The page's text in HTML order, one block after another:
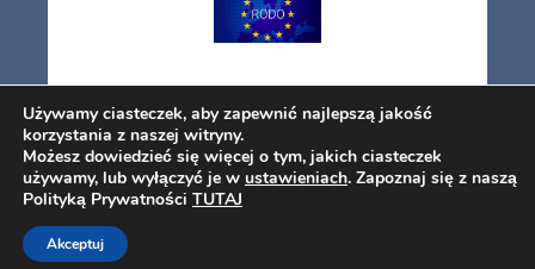
Używamy ciasteczek, aby zapewnić najlepszą jakość
korzystania z naszej witryny.
Możesz dowiedzieć się więcej o tym, jakich ciasteczek
używamy, lub wyłączyć je w ustawieniach. Zapoznaj się z naszą
Polityką Prywatności TUTAJ
Akceptuj